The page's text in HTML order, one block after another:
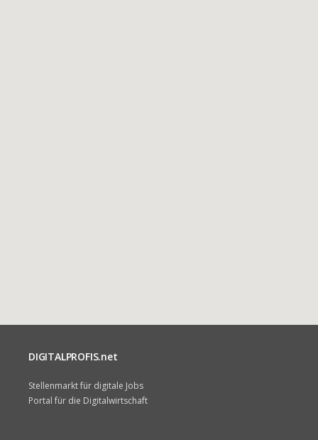
DIGITALPROFIS.net
Stellenmarkt für digitale Jobs
Portal für die Digitalwirtschaft